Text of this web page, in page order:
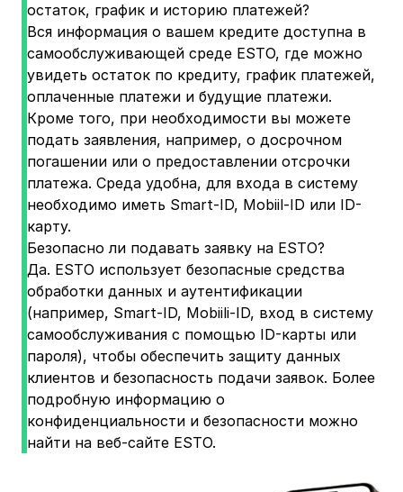
остаток, график и историю платежей?
Вся информация о вашем кредите доступна в
самообслуживающей среде ESTO, где можно
увидеть остаток по кредиту, график платежей,
оплаченные платежи и будущие платежи.
Кроме того, при необходимости вы можете
подать заявления, например, о досрочном
погашении или о предоставлении отсрочки
платежа. Среда удобна, для входа в систему
необходимо иметь Smart-ID, Mobiil-ID или ID-
карту.
Безопасно ли подавать заявку на ESTO?
Да. ESTO использует безопасные средства
обработки данных и аутентификации
(например, Smart-ID, Mobiili-ID, вход в систему
самообслуживания с помощью ID-карты или
пароля), чтобы обеспечить защиту данных
клиентов и безопасность подачи заявок. Более
подробную информацию о
конфиденциальности и безопасности можно
найти на веб-сайте ESTO.